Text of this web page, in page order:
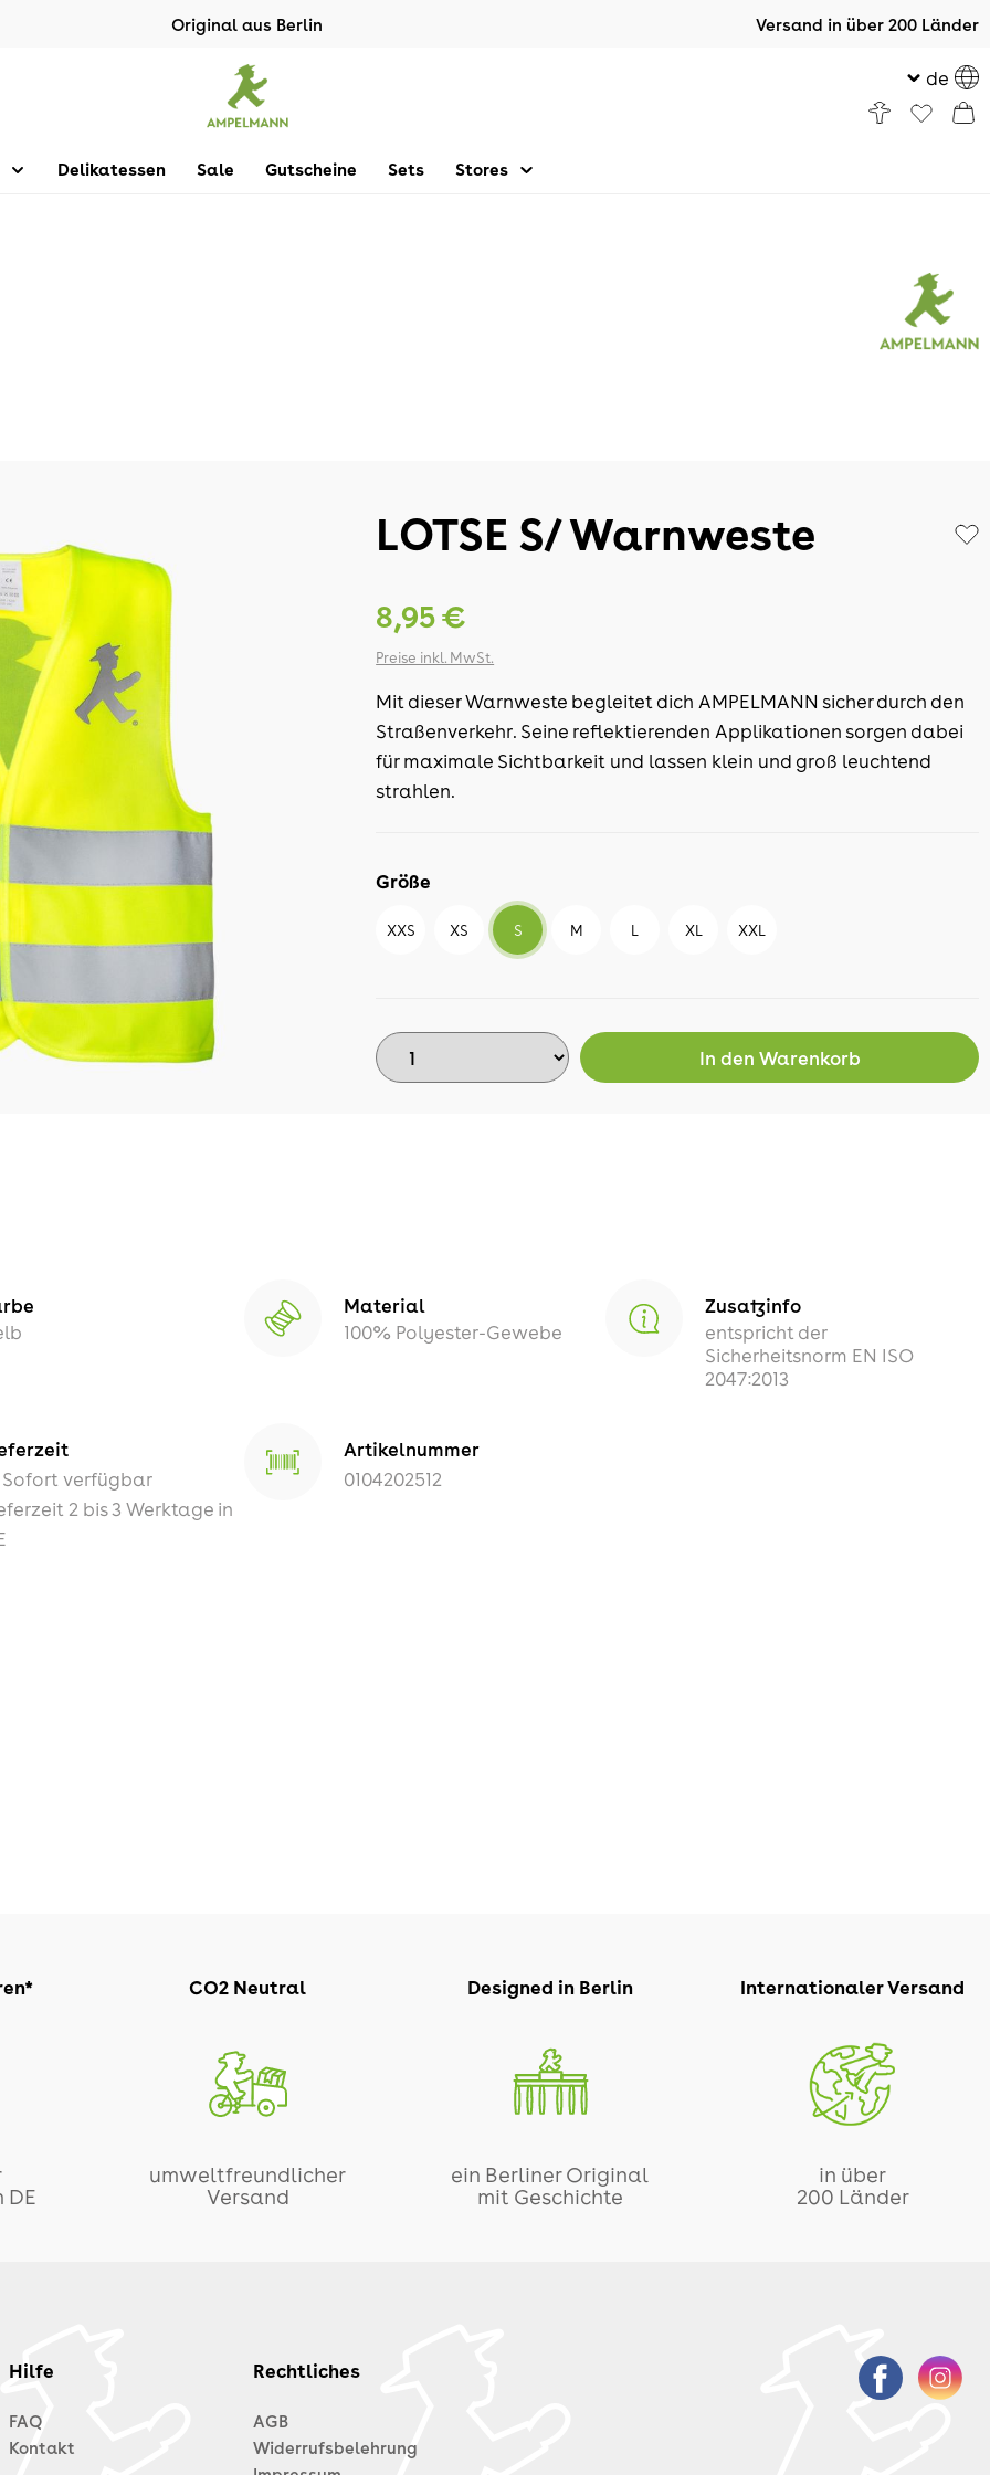
Original aus Berlin Versand in über 200 Länder
de
Delikatessen Sale Gutscheine Sets Stores
LOTSE S/ Warnweste
8,95 €
Preise inkl. MwSt.
Mit dieser Warnweste begleitet dich AMPELMANN sicher durch den
Straßenverkehr. Seine reflektierenden Applikationen sorgen dabei
für maximale Sichtbarkeit und lassen klein und groß leuchtend
strahlen.
Größe
XXS XS S M L XL XXL
In den Warenkorb
Material
100% Polyester-Gewebe
Zusatzinfo
entspricht der
Sicherheitsnorm EN ISO
2047:2013
verfügbar
2 bis 3 Werktage in
Artikelnummer
0104202512
DE
CO2 Neutral
umweltfreundlicher
Versand
Designed in Berlin
ein Berliner Original
mit Geschichte
Internationaler Versand
in über
200 Länder
Hilfe
FAQ
Kontakt
Rechtliches
AGB
Widerrufsbelehrung